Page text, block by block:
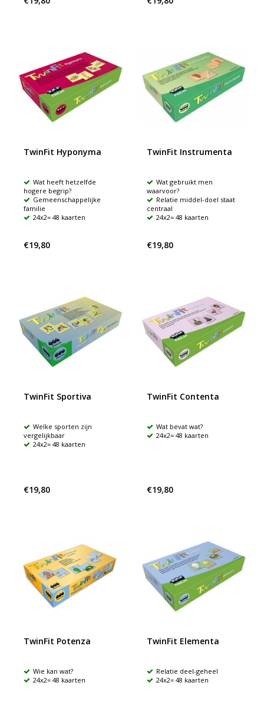
TwinFit Hyponyma
Wat heeft hetzelfde
hogere begrip?
Gemeenschappelijke
familie
24x2= 48 kaarten
€19,80
TwinFit Instrumenta
Wat gebruikt men
waarvoor?
Relatie middel-doel staat
centraal
24x2= 48 kaarten
€19,80
TwinFit Sportiva
Welke sporten zijn
vergelijkbaar
24x2= 48 kaarten
€19,80
TwinFit Contenta
Wat bevat wat?
24x2= 48 kaarten
€19,80
TwinFit Potenza
Wie kan wat?
24x2= 48 kaarten
TwinFit Elementa
Relatie deel-geheel
24x2= 48 kaarten